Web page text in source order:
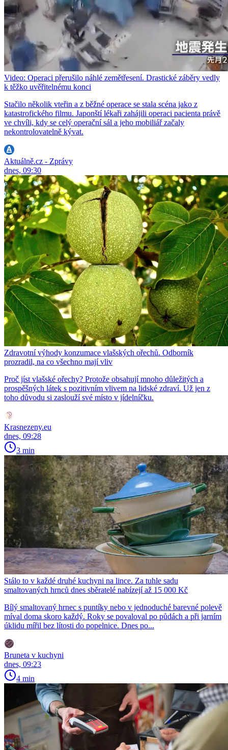
Video: Operaci přerušilo náhlé zemětřesení. Drastické záběry vedly
k těžko uvěřitelnému konci
Stačilo několik vteřin a z běžné operace se stala scéna jako z
katastrofického filmu. Japonští lékaři zahájili operaci pacienta právě
ve chvíli, kdy se celý operační sál a jeho mobiliář začaly
nekontrolovatelně kývat.
Aktuálně.cz - Zprávy
dnes, 09:30
Zdravotní výhody konzumace vlašských ořechů. Odborník
prozradil, na co všechno mají vliv
Proč jíst vlašské ořechy? Protože obsahují mnoho důležitých a
prospěšných látek s pozitivním vlivem na lidské zdraví. Už jen z
toho důvodu si zaslouží své místo v jídelníčku.
Krasnezeny.eu
dnes, 09:28
3 min
Stálo to v každé druhé kuchyni na lince. Za tuhle sadu
smaltovaných hrnců dnes sběratelé nabízejí až 15 000 Kč
Bílý smaltovaný hrnec s puntíky nebo v jednoduché barevné polevě
míval doma skoro každý. Roky se povaloval po půdách a při jarním
úklidu mířil bez lítosti do popelnice. Dnes po...
Bruneta v kuchyni
dnes, 09:23
4 min